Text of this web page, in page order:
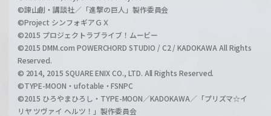
©諫山創・講談社／「進撃の巨人」製作委員会
©Project シンフォギアＧＸ
©2015 プロジェクトラブライブ！ムービー
©2015 DMM.com POWERCHORD STUDIO / C2 / KADOKAWA All Rights
Reserved.
© 2014, 2015 SQUARE ENIX CO., LTD. All Rights Reserved.
©TYPE-MOON・ufotable・FSNPC
©2015 ひろやまひろし・TYPE-MOON／KADOKAWA／「プリズマ☆イ
リヤ ツヴァイ ヘルツ！」製作委員会